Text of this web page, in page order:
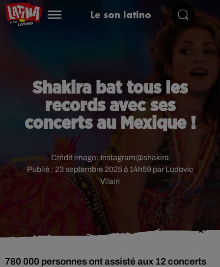
Le son latino
Shakira bat tous les
records avec ses
concerts au Mexique !
Publié : 23 septembre 2025 à 14h59 par Ludovic
Vilain
Crédit image:Instagram@shakira
780 000 personnes ont assisté aux 12 concerts